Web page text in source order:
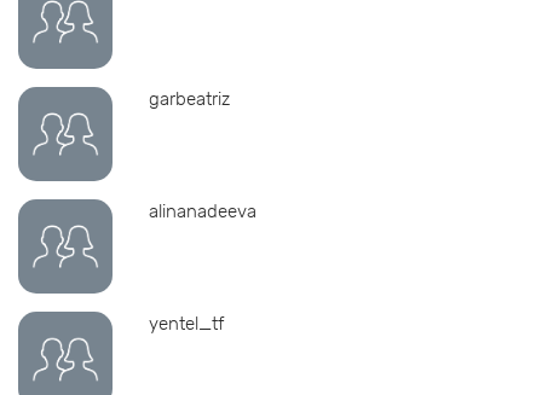
garbeatriz
alinanadeeva
yentel_tf